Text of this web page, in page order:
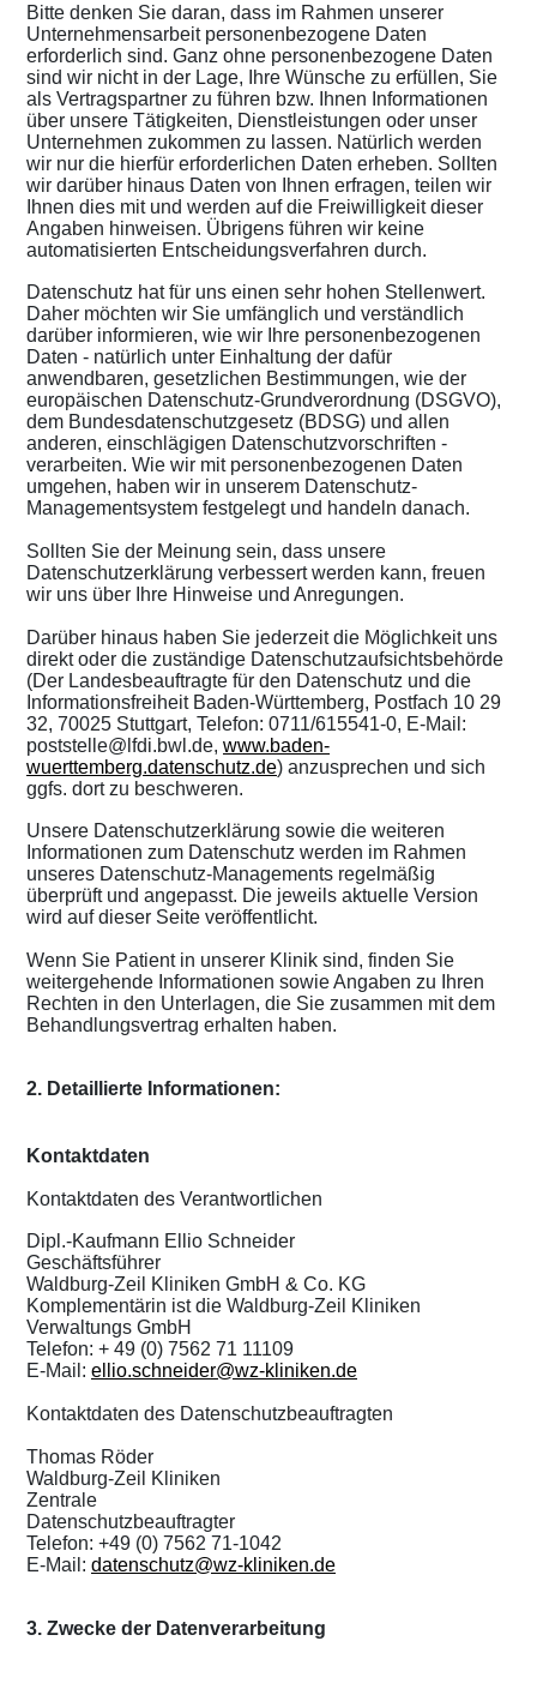
Bitte denken Sie daran, dass im Rahmen unserer
Unternehmensarbeit personenbezogene Daten
erforderlich sind. Ganz ohne personenbezogene Daten
sind wir nicht in der Lage, Ihre Wünsche zu erfüllen, Sie
als Vertragspartner zu führen bzw. Ihnen Informationen
über unsere Tätigkeiten, Dienstleistungen oder unser
Unternehmen zukommen zu lassen. Natürlich werden
wir nur die hierfür erforderlichen Daten erheben. Sollten
wir darüber hinaus Daten von Ihnen erfragen, teilen wir
Ihnen dies mit und werden auf die Freiwilligkeit dieser
Angaben hinweisen. Übrigens führen wir keine
automatisierten Entscheidungsverfahren durch.
Datenschutz hat für uns einen sehr hohen Stellenwert.
Daher möchten wir Sie umfänglich und verständlich
darüber informieren, wie wir Ihre personenbezogenen
Daten - natürlich unter Einhaltung der dafür
anwendbaren, gesetzlichen Bestimmungen, wie der
europäischen Datenschutz-Grundverordnung (DSGVO),
dem Bundesdatenschutzgesetz (BDSG) und allen
anderen, einschlägigen Datenschutzvorschriften -
verarbeiten. Wie wir mit personenbezogenen Daten
umgehen, haben wir in unserem Datenschutz-
Managementsystem festgelegt und handeln danach.
Sollten Sie der Meinung sein, dass unsere
Datenschutzerklärung verbessert werden kann, freuen
wir uns über Ihre Hinweise und Anregungen.
Darüber hinaus haben Sie jederzeit die Möglichkeit uns
direkt oder die zuständige Datenschutzaufsichtsbehörde
(Der Landesbeauftragte für den Datenschutz und die
Informationsfreiheit Baden-Württemberg, Postfach 10 29
32, 70025 Stuttgart, Telefon: 0711/615541-0, E-Mail:
poststelle@lfdi.bwl.de, www.baden-
wuerttemberg.datenschutz.de) anzusprechen und sich
ggfs. dort zu beschweren.
Unsere Datenschutzerklärung sowie die weiteren
Informationen zum Datenschutz werden im Rahmen
unseres Datenschutz-Managements regelmäßig
überprüft und angepasst. Die jeweils aktuelle Version
wird auf dieser Seite veröffentlicht.
Wenn Sie Patient in unserer Klinik sind, finden Sie
weitergehende Informationen sowie Angaben zu Ihren
Rechten in den Unterlagen, die Sie zusammen mit dem
Behandlungsvertrag erhalten haben.
2. Detaillierte Informationen:
Kontaktdaten
Kontaktdaten des Verantwortlichen
Dipl.-Kaufmann Ellio Schneider
Geschäftsführer
Waldburg-Zeil Kliniken GmbH & Co. KG
Komplementärin ist die Waldburg-Zeil Kliniken
Verwaltungs GmbH
Telefon: + 49 (0) 7562 71 11109
E-Mail: ellio.schneider@wz-kliniken.de
Kontaktdaten des Datenschutzbeauftragten
Thomas Röder
Waldburg-Zeil Kliniken
Zentrale
Datenschutzbeauftragter
Telefon: +49 (0) 7562 71-1042
E-Mail: datenschutz@wz-kliniken.de
3. Zwecke der Datenverarbeitung